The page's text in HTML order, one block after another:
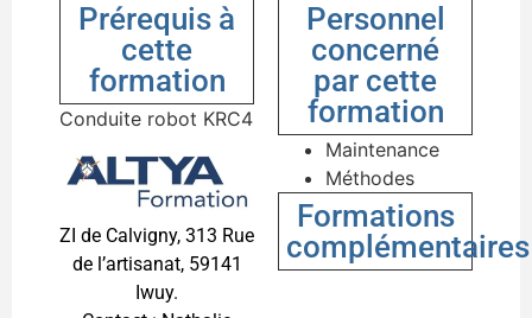
Prérequis à
cette
formation
Conduite robot KRC4
ZI de Calvigny, 313 Rue
de l’artisanat, 59141
Iwuy.
Personnel
concerné
par cette
formation
Maintenance
Méthodes
Formations
complémentaires